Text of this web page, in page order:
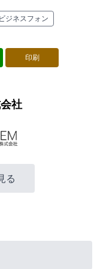
ビジネスフォン
印刷
社
る